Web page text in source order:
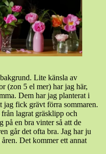
Lite känsla av
(zon 5 el mer) har jag här,
Dem har jag planterat i
jag fick grävt förra sommaren.
lagrat gräsklipp och
på en bra vinter så att de
går det ofta bra. Jag har ju
Det kommer ett annat